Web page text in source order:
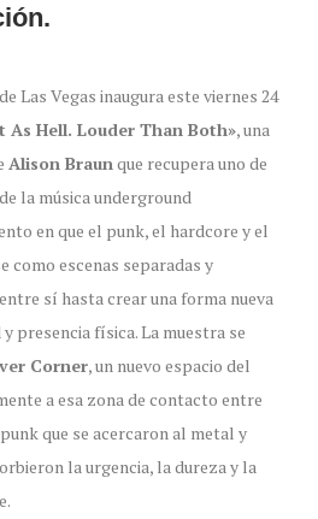
Las Vegas inaugura este viernes 24
As Hell. Louder Than Both», una
Alison Braun que recupera uno de
la música underground
en que el punk, el hardcore y el
como escenas separadas y
sí hasta crear una forma nueva
presencia física. La muestra se
Corner, un nuevo espacio del
a esa zona de contacto entre
que se acercaron al metal y
la urgencia, la dureza y la